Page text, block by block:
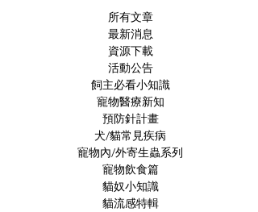
所有文章
最新消息
資源下載
活動公告
飼主必看小知識
寵物醫療新知
預防針計畫
犬/貓常見疾病
寵物內/外寄生蟲系列
寵物飲食篇
貓奴小知識
貓流感特輯